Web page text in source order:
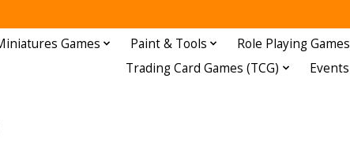
Games Paint & Tools Role Playing Games
Trading Card Games (TCG)
Events